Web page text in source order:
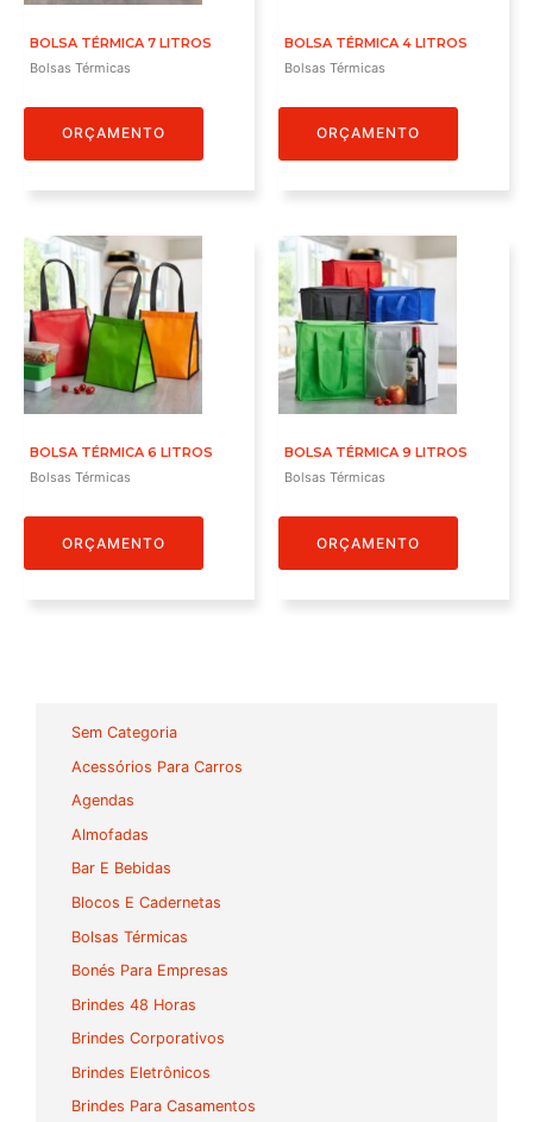
Sem Categoria
Acessórios Para Carros
Agendas
Almofadas
Bar E Bebidas
Blocos E Cadernetas
Bolsas Térmicas
Bonés Para Empresas
Brindes 48 Horas
Brindes Corporativos
Brindes Eletrônicos
Brindes Para Casamentos
BOLSA TÉRMICA 7 LITROS
Bolsas Térmicas
ORÇAMENTO
BOLSA TÉRMICA 4 LITROS
Bolsas Térmicas
ORÇAMENTO
BOLSA TÉRMICA 6 LITROS
Bolsas Térmicas
ORÇAMENTO
BOLSA TÉRMICA 9 LITROS
Bolsas Térmicas
ORÇAMENTO